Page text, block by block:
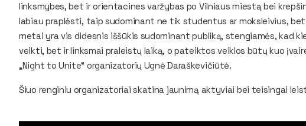
linksmybes, bet ir orientacines varžybas po Vilniaus miestą bei
labiau praplėsti, taip sudominant ne tik studentus ar moksleivius, bet
metai yra vis didesnis iššūkis sudominant publiką, stengiamės, kad
veikti, bet ir linksmai praleistų laiką, o pateiktos veiklos būtų kuo
„Night to Unite“ organizatorių Ugnė Daraškevičiūtė.
Šiuo renginiu organizatoriai skatina jaunimą aktyviai bei teisingai